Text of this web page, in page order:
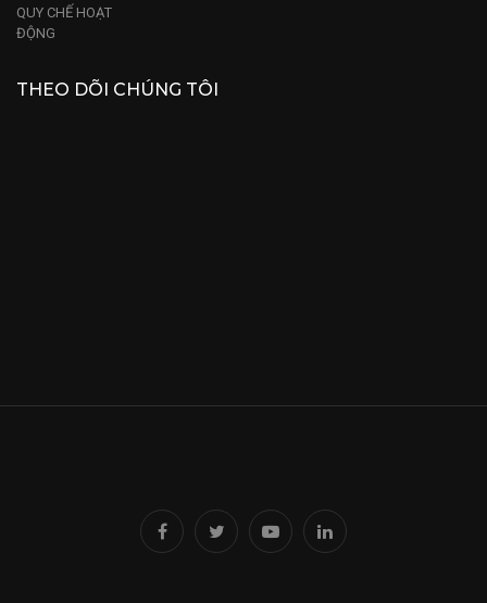
QUY CHẾ HOẠT
ĐỘNG
THEO DÕI CHÚNG TÔI